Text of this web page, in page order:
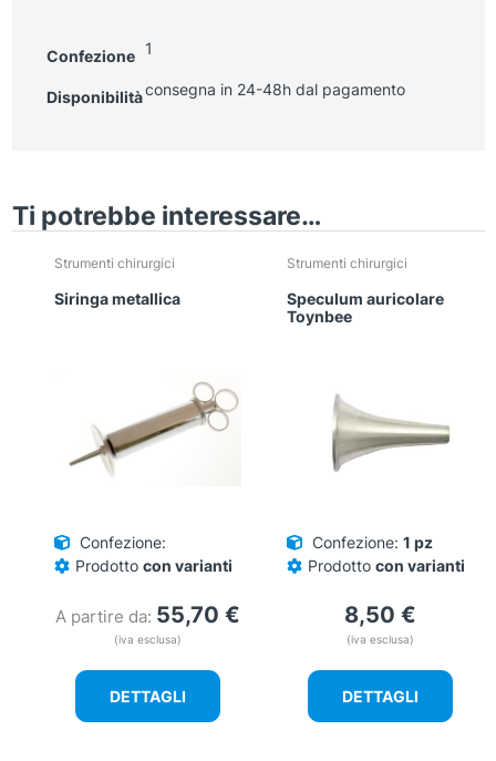
Confezione 1
Disponibilitàconsegna in 24-48h dal pagamento
Ti potrebbe interessare…
Strumenti chirurgici
Siringa metallica
Confezione:
Prodotto con varianti
A partire da: 55,70 €
(iva esclusa)
DETTAGLI
Strumenti chirurgici
Speculum auricolare
Toynbee
Confezione: 1 pz
Prodotto con varianti
8,50 €
(iva esclusa)
DETTAGLI